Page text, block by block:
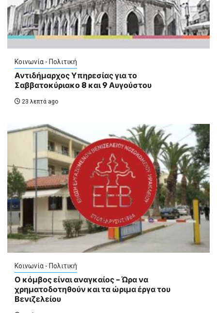
Κοινωνία - Πολιτική
Αντιδήμαρχος Υπηρεσίας για το
Σαββατοκύριακο 8 και 9 Αυγούστου
23 λεπτά ago
Κοινωνία - Πολιτική
Ο κόμβος είναι αναγκαίος – Ώρα να
χρηματοδοτηθούν και τα ώριμα έργα του
Βενιζελείου